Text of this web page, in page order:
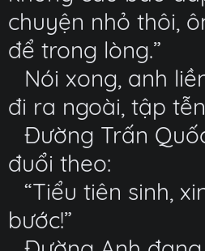
chuyện nhỏ thôi,
để trong lòng.”
Nói xong, anh
đi ra ngoài, tập
Đường Trấn
đuổi theo:
“Tiểu tiên sinh,
bước!”